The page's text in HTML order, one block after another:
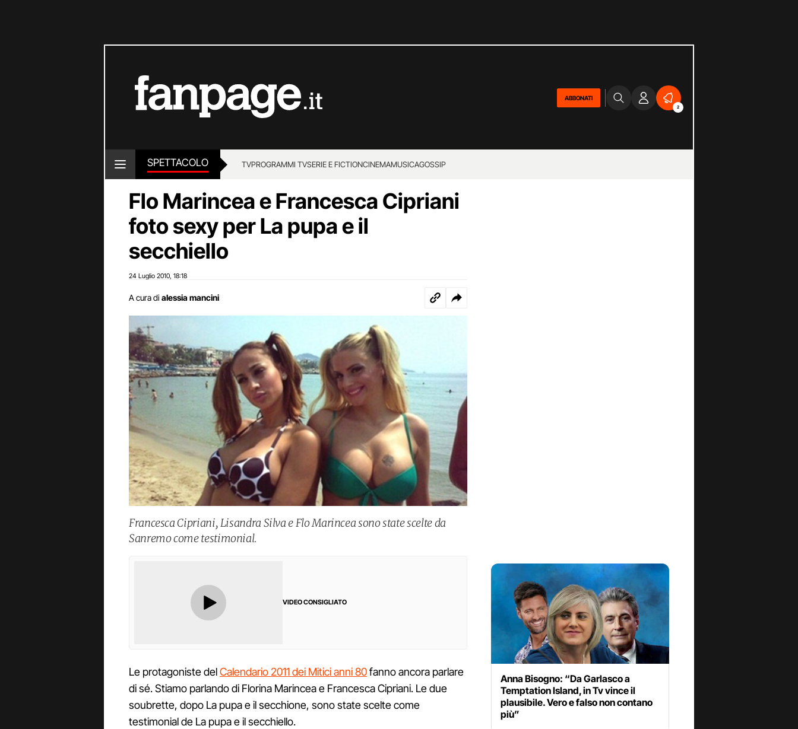
ABBONATI
2
SPETTACOLO TVPROGRAMMI TVSERIE E FICTIONCINEMAMUSICAGOSSIP
Flo Marincea e Francesca Cipriani
foto sexy per La pupa e il
secchiello
24 Luglio 2010 18:18
A cura di alessia mancini
Francesca Cipriani, Lisandra Silva e Flo Marincea sono state scelte da
Sanremo come testimonial.
VIDEO CONSIGLIATO
Le protagoniste delCalendario 2011 dei Mitici anni 80fanno ancora parlare
di sé. Stiamo parlando di Florina Marincea e Francesca Cipriani. Le due
soubrette, dopo La pupa e il secchione, sono state scelte come
testimonial de La pupa e il secchiello.
Anna Bisogno: “Da Garlasco a
Temptation Island, in Tv vince il
plausibile. Vero e falso non contano
più”